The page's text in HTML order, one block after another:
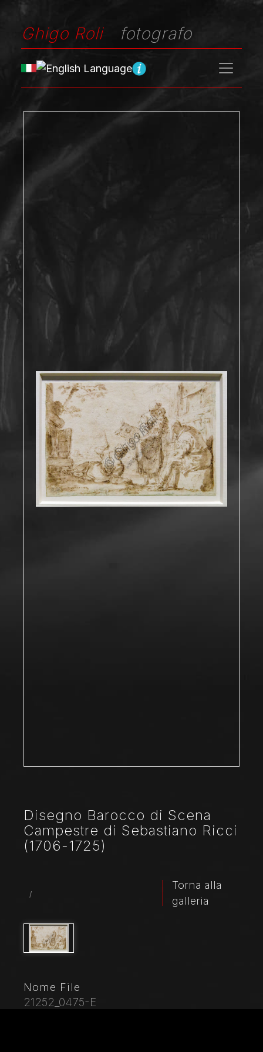
Ghigo Roli fotografo
Disegno Barocco di Scena
Campestre di Sebastiano Ricci
(1706-1725)
/
Torna alla
galleria
Nome File
21252_0475-E